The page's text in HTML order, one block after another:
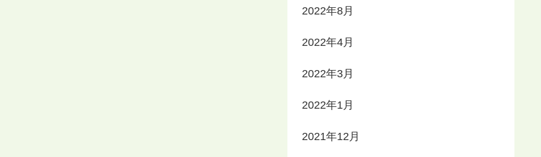
2022年8月
2022年4月
2022年3月
2022年1月
2021年12月